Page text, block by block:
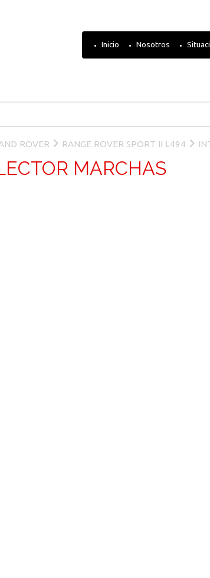
Inicio Nosotros
ROVER RANGE ROVER SPORT II L494
MARCHAS